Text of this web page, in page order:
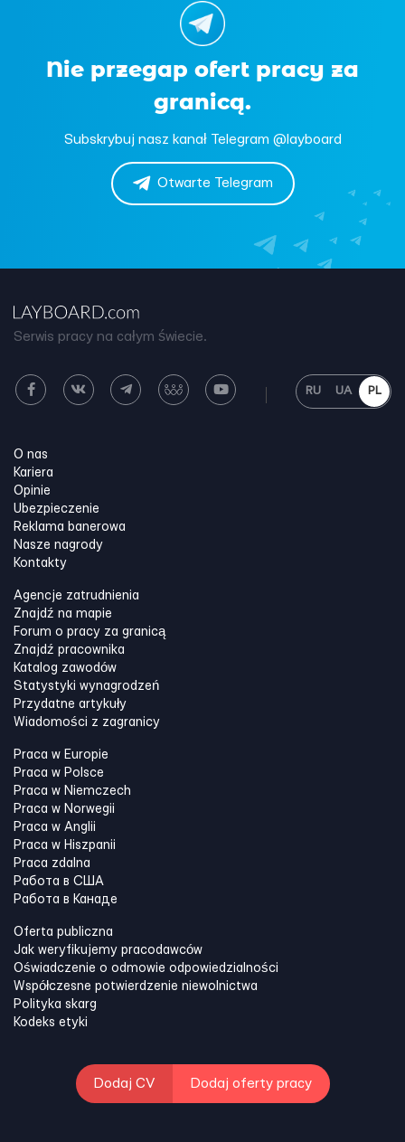
Nie przegap ofert pracy za
granicą.
Subskrybuj nasz kanał Telegram @layboard
Otwarte Telegram
Serwis pracy na całym świecie.
RU UA PL
O nas
Kariera
Opinie
Ubezpieczenie
Reklama banerowa
Nasze nagrody
Kontakty
Agencje zatrudnienia
Znajdź na mapie
Forum o pracy za granicą
Znajdź pracownika
Katalog zawodów
Statystyki wynagrodzeń
Przydatne artykuły
Wiadomości z zagranicy
Praca w Europie
Praca w Polsce
Praca w Niemczech
Praca w Norwegii
Praca w Anglii
Praca w Hiszpanii
Praca zdalna
Работа в США
Работа в Канадe
Oferta publiczna
Jak weryfikujemy pracodawców
Oświadczenie o odmowie odpowiedzialności
Współczesne potwierdzenie niewolnictwa
Polityka skarg
Kodeks etyki
Dodaj CV Dodaj oferty pracy